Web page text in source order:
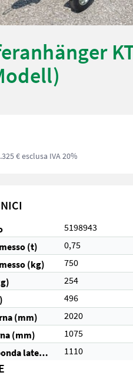
€ esclusa IVA 20%
5198943
(t)
0,75
(kg)
750
254
496
(mm)
2020
(mm)
1075
Altezza della sponda laterale (mm)
1110